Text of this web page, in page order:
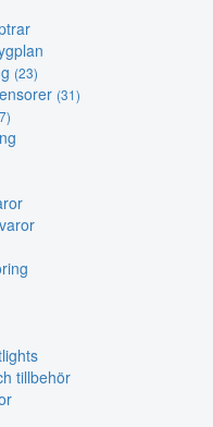
(23)
(31)
tillbehör